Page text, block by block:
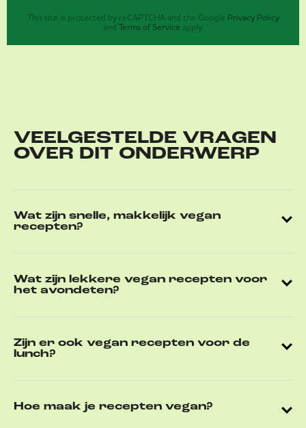
This site is protected by reCAPTCHA and the Google Privacy Policy
and Terms of Service apply.
VEELGESTELDE VRAGEN
OVER DIT ONDERWERP
Wat zijn snelle, makkelijk vegan
recepten?
Wat zijn lekkere vegan recepten voor
het avondeten?
Zijn er ook vegan recepten voor de
lunch?
Hoe maak je recepten vegan?